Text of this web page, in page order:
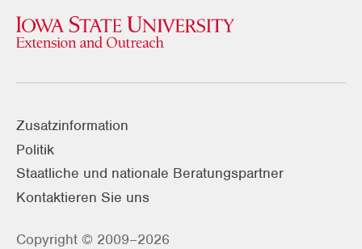
Zusatzinformation
Politik
Staatliche und nationale Beratungspartner
Kontaktieren Sie uns
Copyright © 2009–2026